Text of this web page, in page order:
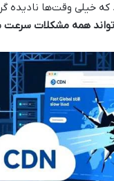
که خیلی وقت‌ها نادیده